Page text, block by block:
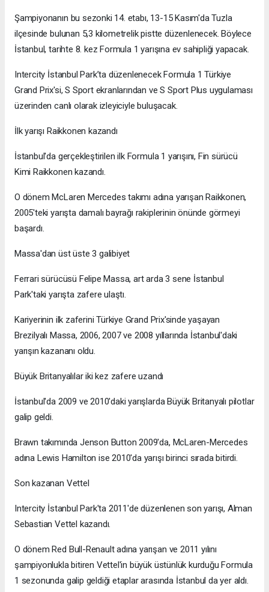
Şampiyonanın bu sezonki 14. etabı, 13-15 Kasım'da Tuzla
ilçesinde bulunan 5,3 kilometrelik pistte düzenlenecek. Böylece
İstanbul, tarihte 8. kez Formula 1 yarışına ev sahipliği yapacak.
Intercity İstanbul Park’ta düzenlenecek Formula 1 Türkiye
Grand Prix'si, S Sport ekranlarından ve S Sport Plus uygulaması
üzerinden canlı olarak izleyiciyle buluşacak.
İlk yarışı Raikkonen kazandı
İstanbul'da gerçekleştirilen ilk Formula 1 yarışını, Fin sürücü
Kimi Raikkonen kazandı.
O dönem McLaren Mercedes takımı adına yarışan Raikkonen,
2005'teki yarışta damalı bayrağı rakiplerinin önünde görmeyi
başardı.
Massa'dan üst üste 3 galibiyet
Ferrari sürücüsü Felipe Massa, art arda 3 sene İstanbul
Park'taki yarışta zafere ulaştı.
Kariyerinin ilk zaferini Türkiye Grand Prix'sinde yaşayan
Brezilyalı Massa, 2006, 2007 ve 2008 yıllarında İstanbul'daki
yarışın kazananı oldu.
Büyük Britanyalılar iki kez zafere uzandı
İstanbul'da 2009 ve 2010'daki yarışlarda Büyük Britanyalı pilotlar
galip geldi.
Brawn takımında Jenson Button 2009'da, McLaren-Mercedes
adına Lewis Hamilton ise 2010'da yarışı birinci sırada bitirdi.
Son kazanan Vettel
Intercity İstanbul Park'ta 2011'de düzenlenen son yarışı, Alman
Sebastian Vettel kazandı.
O dönem Red Bull-Renault adına yarışan ve 2011 yılını
şampiyonlukla bitiren Vettel'in büyük üstünlük kurduğu Formula
1 sezonunda galip geldiği etaplar arasında İstanbul da yer aldı.